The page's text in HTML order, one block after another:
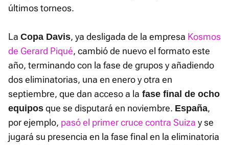
últimos torneos.
La Copa Davis, ya desligada de la empresa Kosmos
de Gerard Piqué, cambió de nuevo el formato este
año, terminando con la fase de grupos y añadiendo
dos eliminatorias, una en enero y otra en
septiembre, que dan acceso a la fase final de ocho
equipos que se disputará en noviembre. España,
por ejemplo, pasó el primer cruce contra Suiza y se
jugará su presencia en la fase final en la eliminatoria